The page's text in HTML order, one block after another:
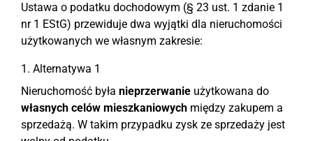
Ustawa o podatku dochodowym (§ 23 ust. 1 zdanie 1
nr 1 EStG) przewiduje dwa wyjątki dla nieruchomości
użytkowanych we własnym zakresie:
1. Alternatywa 1
Nieruchomość była nieprzerwanie użytkowana do
własnych celów mieszkaniowych między zakupem a
sprzedażą. W takim przypadku zysk ze sprzedaży jest